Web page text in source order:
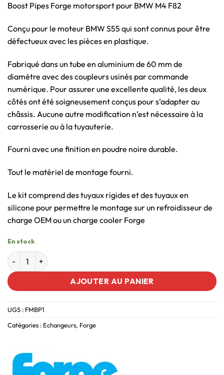
Boost Pipes Forge motorsport pour BMW M4 F82
Conçu pour le moteur BMW S55 qui sont connus pour être
défectueux avec les pièces en plastique.
Fabriqué dans un tube en aluminium de 60 mm de
diamètre avec des coupleurs usinés par commande
numérique. Pour assurer une excellente qualité, les deux
côtés ont été soigneusement conçus pour s’adapter au
châssis. Aucune autre modification n’est nécessaire à la
carrosserie ou à la tuyauterie.
Fourni avec une finition en poudre noire durable.
Tout le matériel de montage fourni.
Le kit comprend des tuyaux rigides et des tuyaux en
silicone pour permettre le montage sur un refroidisseur de
charge OEM ou un charge cooler Forge
En stock
AJOUTER AU PANIER
UGS : FMBP1
Catégories : Echangeurs, Forge